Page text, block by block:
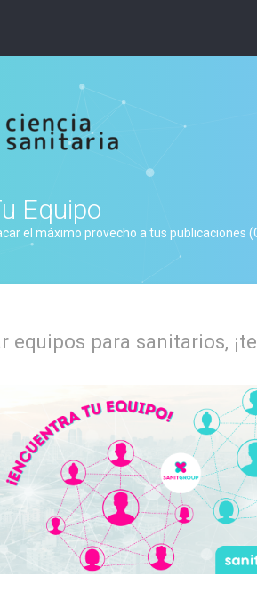
Equipo
el máximo provecho a tus publicaciones
para sanitarios,